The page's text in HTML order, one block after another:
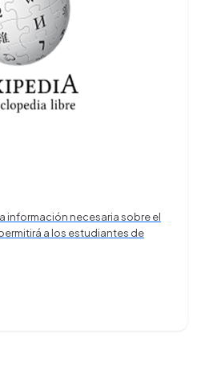
información necesaria sobre el
a los estudiantes de